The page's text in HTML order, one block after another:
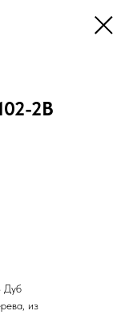
2B
Дуб
из